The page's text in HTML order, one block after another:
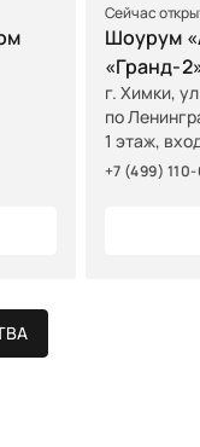
Сейчас
Шоурум
«Гранд-
г. Химки,
по
1 этаж,
+7 (499)